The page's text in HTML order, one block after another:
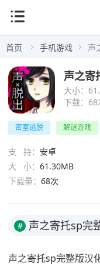
首页 手机游戏 声
大小：
下载： 68
密室逃脱 解谜游戏
支 持： 安卓
大 小： 61.30MB
下载量： 68次
# 声之寄托sp完
声之寄托sp完整版汉